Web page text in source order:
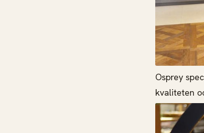
Osprey
kvaliteten